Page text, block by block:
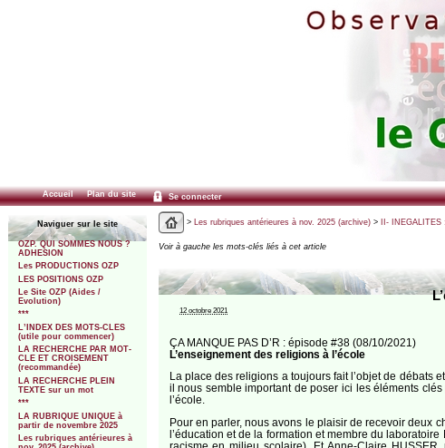
Accueil Plan du site Se connecter
Naviguer sur le site
OZP. QUI SOMMES NOUS ?
ADHESION
Les PRODUCTIONS OZP
LES POSITIONS OZP
Le Site OZP (Aides /
Evolution)
***
L’INDEX DES MOTS-CLES
(utile pour commencer)
LA RECHERCHE PAR MOT-
CLE ET CROISEMENT
(recommandée)
LA RECHERCHE PLEIN
TEXTE sur un mot
***
LA RUBRIQUE UNIQUE à
partir de novembre 2025
Les rubriques antérieures à
> Les rubriques antérieures à nov. 2025 (archive)> II-
Voir à gauche les mots-clés liés à cet article
12 octobre 2021
ÇA MANQUE PAS D’R : épisode #38 (08/10/2021)
L’enseignement des religions à l’école
La place des religions a toujours fait l’objet de
il nous semble important de poser ici les éléments
l’école.
Pour en parler, nous avons le plaisir de recevoir deux
l’éducation et de la formation et membre du
racisme en milieu scolaire). Et Anne-Claire